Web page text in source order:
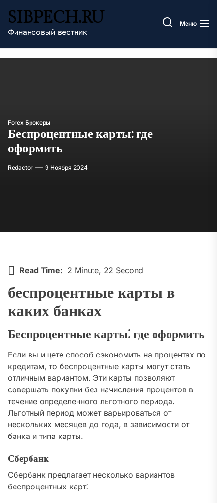
содержимому
SIBPECH.RU
Финансовый вестник
Меню
Forex Брокеры
Беспроцентные карты: где
оформить
Redactor 9 Ноября 2024
Read Time: 2 Minute, 22 Second
беспроцентные карты в
каких банках
Беспроцентные карты⁚ где оформить
Если вы ищете способ сэкономить на процентах по
кредитам, то беспроцентные карты могут стать
отличным вариантом. Эти карты позволяют
совершать покупки без начисления процентов в
течение определенного льготного периода.
Льготный период может варьироваться от
нескольких месяцев до года, в зависимости от
банка и типа карты.
Сбербанк
Сбербанк предлагает несколько вариантов
беспроцентных карт⁚